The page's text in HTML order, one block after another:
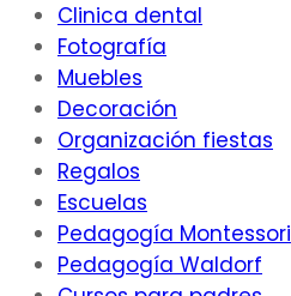
Clinica dental
Fotografía
Muebles
Decoración
Organización fiestas
Regalos
Escuelas
Pedagogía Montessori
Pedagogía Waldorf